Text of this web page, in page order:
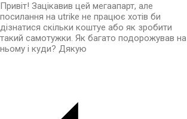
Привіт! Зацікавив цей мегаапарт, але
посилання на utrike не працює хотів би
дізнатися скільки коштуе або як зробити
такий самотужки. Як багато подорожував на
ньому і куди? Дякую